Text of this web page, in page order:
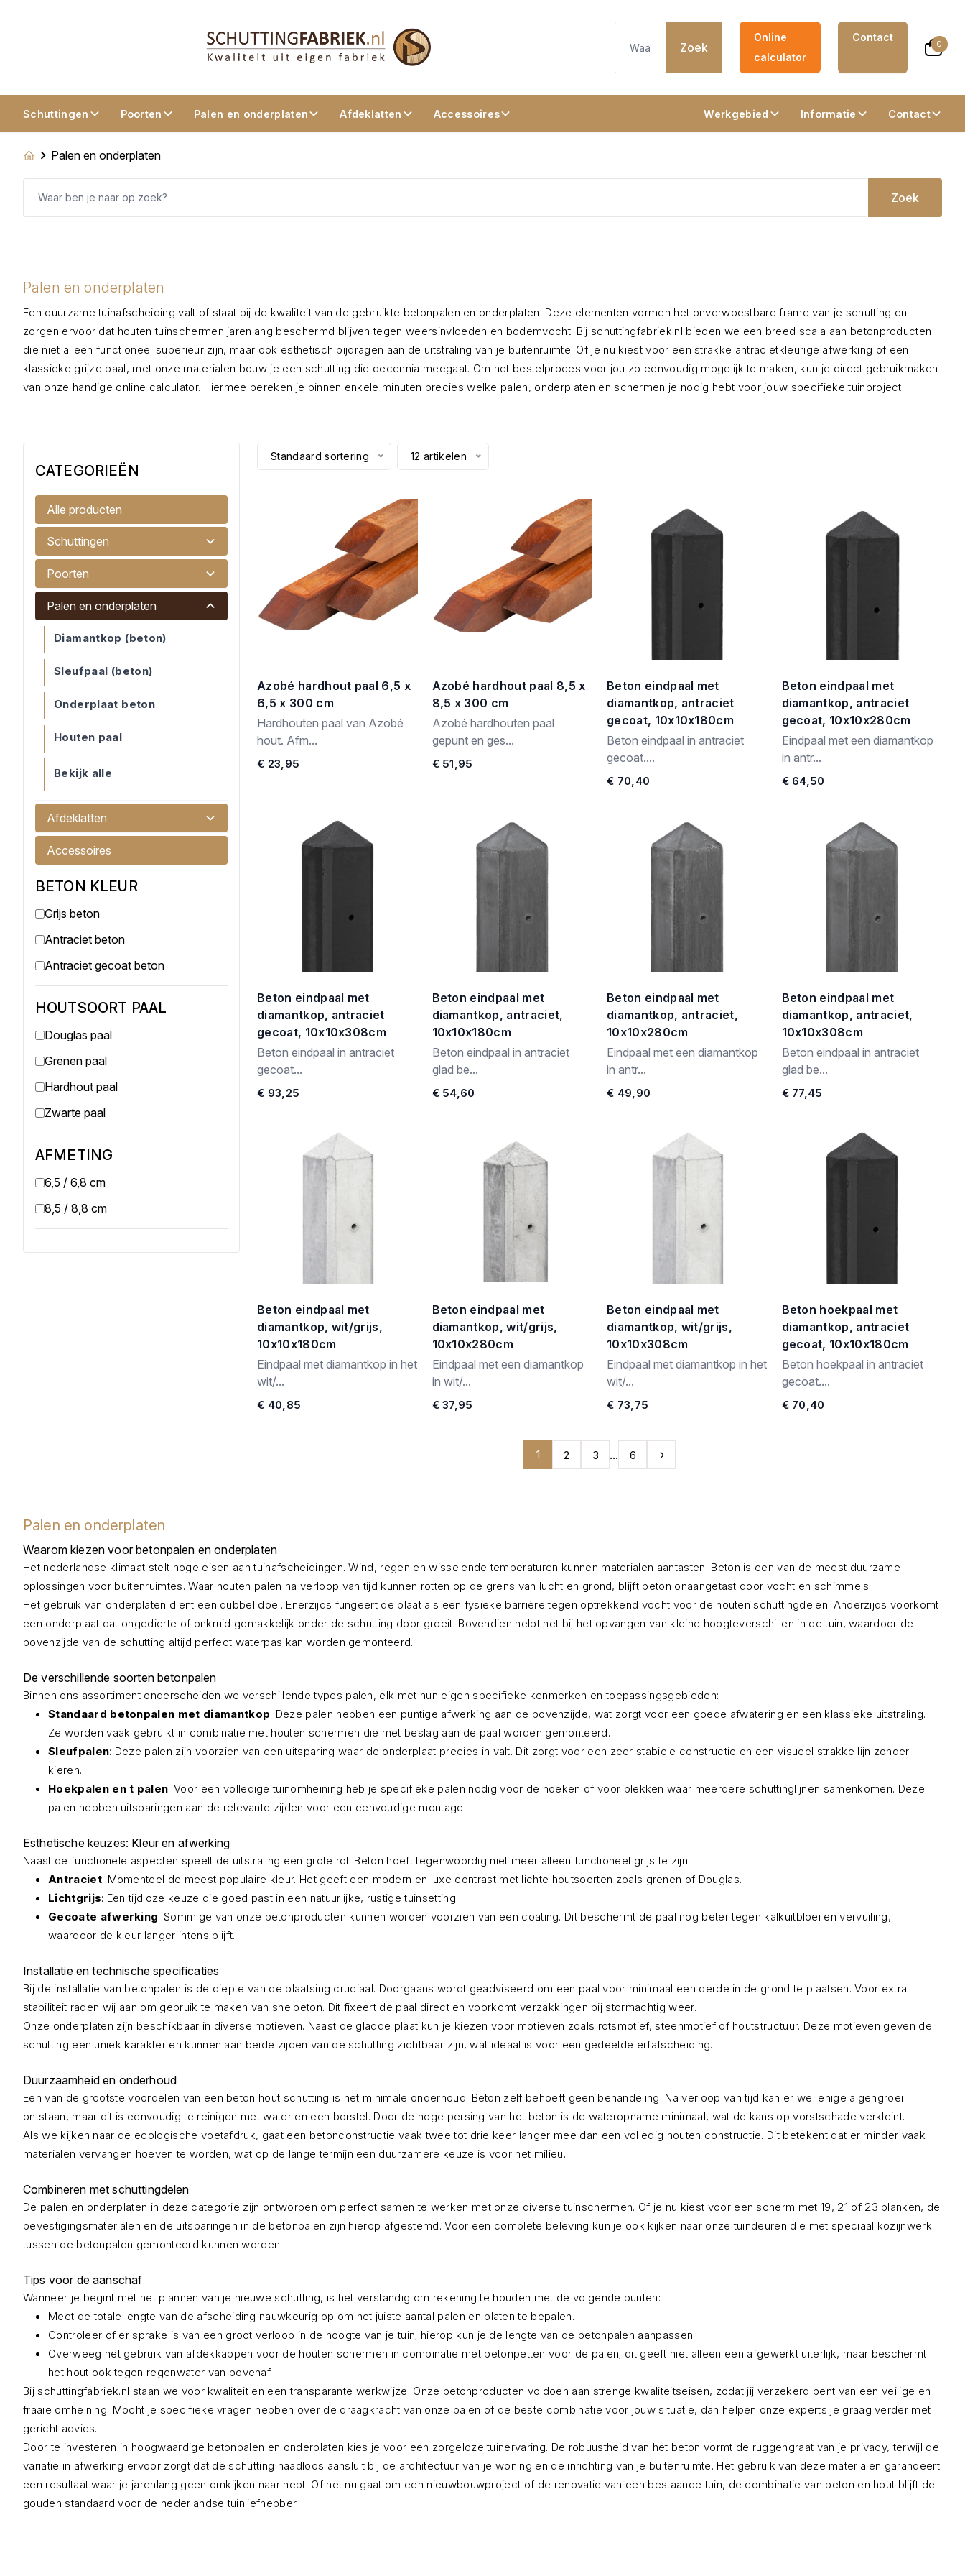
Zoek
Online
calculator
Contact
0
Schuttingen Poorten Palen en onderplaten Afdeklatten Accessoires Werkgebied Informatie Contact
Palen en onderplaten
Zoek
Palen en onderplaten
Een duurzame tuinafscheiding valt of staat bij de kwaliteit van de gebruikte betonpalen en onderplaten. Deze elementen vormen het onverwoestbare frame van je schutting en
zorgen ervoor dat houten tuinschermen jarenlang beschermd blijven tegen weersinvloeden en bodemvocht. Bij schuttingfabriek.nl bieden we een breed scala aan betonproducten
die niet alleen functioneel superieur zijn, maar ook esthetisch bijdragen aan de uitstraling van je buitenruimte. Of je nu kiest voor een strakke antracietkleurige afwerking of een
klassieke grijze paal, met onze materialen bouw je een schutting die decennia meegaat. Om het bestelproces voor jou zo eenvoudig mogelijk te maken, kun je direct gebruikmaken
van onze handige online calculator. Hiermee bereken je binnen enkele minuten precies welke palen, onderplaten en schermen je nodig hebt voor jouw specifieke tuinproject.
CATEGORIEËN
Alle producten
Schuttingen
Poorten
Palen en onderplaten
Diamantkop (beton)
Sleufpaal (beton)
Onderplaat beton
Houten paal
Bekijk alle
Afdeklatten
Accessoires
BETON KLEUR
Grijs beton
Antraciet beton
Antraciet gecoat beton
HOUTSOORT PAAL
Douglas paal
Grenen paal
Hardhout paal
Zwarte paal
AFMETING
6,5 / 6,8 cm
8,5 / 8,8 cm
Standaard sortering 12 artikelen
Azobé hardhout paal 6,5 x
6,5 x 300 cm
Hardhouten paal van Azobé
hout. Afm...
€ 23,95
Azobé hardhout paal 8,5 x
8,5 x 300 cm
Azobé hardhouten paal
gepunt en ges...
€ 51,95
Beton eindpaal met
diamantkop, antraciet
gecoat, 10x10x180cm
Beton eindpaal in antraciet
gecoat....
€ 70,40
Beton eindpaal met
diamantkop, antraciet
gecoat, 10x10x280cm
Eindpaal met een diamantkop
in antr...
€ 64,50
Beton eindpaal met
diamantkop, antraciet
gecoat, 10x10x308cm
Beton eindpaal in antraciet
gecoat...
€ 93,25
Beton eindpaal met
diamantkop, antraciet,
10x10x180cm
Beton eindpaal in antraciet
glad be...
€ 54,60
Beton eindpaal met
diamantkop, antraciet,
10x10x280cm
Eindpaal met een diamantkop
in antr...
€ 49,90
Beton eindpaal met
diamantkop, antraciet,
10x10x308cm
Beton eindpaal in antraciet
glad be...
€ 77,45
Beton eindpaal met
diamantkop, wit/grijs,
10x10x180cm
Eindpaal met diamantkop in het
wit/...
€ 40,85
Beton eindpaal met
diamantkop, wit/grijs,
10x10x280cm
Eindpaal met een diamantkop
in wit/...
€ 37,95
Beton eindpaal met
diamantkop, wit/grijs,
10x10x308cm
Eindpaal met diamantkop in het
wit/...
€ 73,75
Beton hoekpaal met
diamantkop, antraciet
gecoat, 10x10x180cm
Beton hoekpaal in antraciet
gecoat....
€ 70,40
1 2 3 ... 6
Palen en onderplaten
Waarom kiezen voor betonpalen en onderplaten
Het nederlandse klimaat stelt hoge eisen aan tuinafscheidingen. Wind, regen en wisselende temperaturen kunnen materialen aantasten. Beton is een van de meest duurzame
oplossingen voor buitenruimtes. Waar houten palen na verloop van tijd kunnen rotten op de grens van lucht en grond, blijft beton onaangetast door vocht en schimmels.
Het gebruik van onderplaten dient een dubbel doel. Enerzijds fungeert de plaat als een fysieke barrière tegen optrekkend vocht voor de houten schuttingdelen. Anderzijds voorkomt
een onderplaat dat ongedierte of onkruid gemakkelijk onder de schutting door groeit. Bovendien helpt het bij het opvangen van kleine hoogteverschillen in de tuin, waardoor de
bovenzijde van de schutting altijd perfect waterpas kan worden gemonteerd.
De verschillende soorten betonpalen
Binnen ons assortiment onderscheiden we verschillende types palen, elk met hun eigen specifieke kenmerken en toepassingsgebieden:
Standaard betonpalen met diamantkop: Deze palen hebben een puntige afwerking aan de bovenzijde, wat zorgt voor een goede afwatering en een klassieke uitstraling.
Ze worden vaak gebruikt in combinatie met houten schermen die met beslag aan de paal worden gemonteerd.
Sleufpalen: Deze palen zijn voorzien van een uitsparing waar de onderplaat precies in valt. Dit zorgt voor een zeer stabiele constructie en een visueel strakke lijn zonder
kieren.
Hoekpalen en t palen: Voor een volledige tuinomheining heb je specifieke palen nodig voor de hoeken of voor plekken waar meerdere schuttinglijnen samenkomen. Deze
palen hebben uitsparingen aan de relevante zijden voor een eenvoudige montage.
Esthetische keuzes: Kleur en afwerking
Naast de functionele aspecten speelt de uitstraling een grote rol. Beton hoeft tegenwoordig niet meer alleen functioneel grijs te zijn.
Antraciet: Momenteel de meest populaire kleur. Het geeft een modern en luxe contrast met lichte houtsoorten zoals grenen of Douglas.
Lichtgrijs: Een tijdloze keuze die goed past in een natuurlijke, rustige tuinsetting.
Gecoate afwerking: Sommige van onze betonproducten kunnen worden voorzien van een coating. Dit beschermt de paal nog beter tegen kalkuitbloei en vervuiling,
waardoor de kleur langer intens blijft.
Installatie en technische specificaties
Bij de installatie van betonpalen is de diepte van de plaatsing cruciaal. Doorgaans wordt geadviseerd om een paal voor minimaal een derde in de grond te plaatsen. Voor extra
stabiliteit raden wij aan om gebruik te maken van snelbeton. Dit fixeert de paal direct en voorkomt verzakkingen bij stormachtig weer.
Onze onderplaten zijn beschikbaar in diverse motieven. Naast de gladde plaat kun je kiezen voor motieven zoals rotsmotief, steenmotief of houtstructuur. Deze motieven geven de
schutting een uniek karakter en kunnen aan beide zijden van de schutting zichtbaar zijn, wat ideaal is voor een gedeelde erfafscheiding.
Duurzaamheid en onderhoud
Een van de grootste voordelen van een beton hout schutting is het minimale onderhoud. Beton zelf behoeft geen behandeling. Na verloop van tijd kan er wel enige algengroei
ontstaan, maar dit is eenvoudig te reinigen met water en een borstel. Door de hoge persing van het beton is de wateropname minimaal, wat de kans op vorstschade verkleint.
Als we kijken naar de ecologische voetafdruk, gaat een betonconstructie vaak twee tot drie keer langer mee dan een volledig houten constructie. Dit betekent dat er minder vaak
materialen vervangen hoeven te worden, wat op de lange termijn een duurzamere keuze is voor het milieu.
Combineren met schuttingdelen
De palen en onderplaten in deze categorie zijn ontworpen om perfect samen te werken met onze diverse tuinschermen. Of je nu kiest voor een scherm met 19, 21 of 23 planken, de
bevestigingsmaterialen en de uitsparingen in de betonpalen zijn hierop afgestemd. Voor een complete beleving kun je ook kijken naar onze tuindeuren die met speciaal kozijnwerk
tussen de betonpalen gemonteerd kunnen worden.
Tips voor de aanschaf
Wanneer je begint met het plannen van je nieuwe schutting, is het verstandig om rekening te houden met de volgende punten:
Meet de totale lengte van de afscheiding nauwkeurig op om het juiste aantal palen en platen te bepalen.
Controleer of er sprake is van een groot verloop in de hoogte van je tuin; hierop kun je de lengte van de betonpalen aanpassen.
Overweeg het gebruik van afdekkappen voor de houten schermen in combinatie met betonpetten voor de palen; dit geeft niet alleen een afgewerkt uiterlijk, maar beschermt
het hout ook tegen regenwater van bovenaf.
Bij schuttingfabriek.nl staan we voor kwaliteit en een transparante werkwijze. Onze betonproducten voldoen aan strenge kwaliteitseisen, zodat jij verzekerd bent van een veilige en
fraaie omheining. Mocht je specifieke vragen hebben over de draagkracht van onze palen of de beste combinatie voor jouw situatie, dan helpen onze experts je graag verder met
gericht advies.
Door te investeren in hoogwaardige betonpalen en onderplaten kies je voor een zorgeloze tuinervaring. De robuustheid van het beton vormt de ruggengraat van je privacy, terwijl de
variatie in afwerking ervoor zorgt dat de schutting naadloos aansluit bij de architectuur van je woning en de inrichting van je buitenruimte. Het gebruik van deze materialen garandeert
een resultaat waar je jarenlang geen omkijken naar hebt. Of het nu gaat om een nieuwbouwproject of de renovatie van een bestaande tuin, de combinatie van beton en hout blijft de
gouden standaard voor de nederlandse tuinliefhebber.